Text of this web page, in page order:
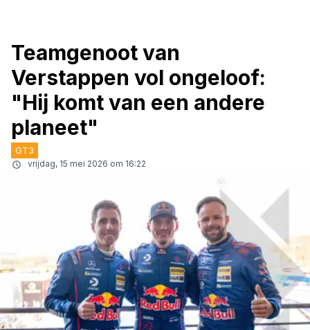
Teamgenoot van
Verstappen vol ongeloof:
"Hij komt van een andere
planeet"
GT3
vrijdag, 15 mei 2026 om 16:22